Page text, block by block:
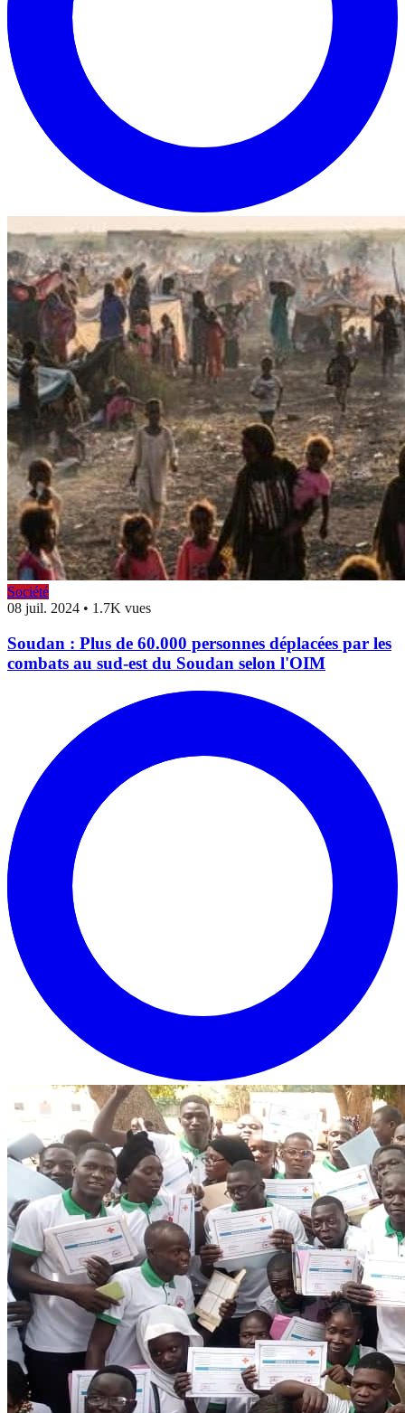
Société
08 juil. 2024 • 1.7K vues
Soudan : Plus de 60.000 personnes déplacées par les
combats au sud-est du Soudan selon l'OIM